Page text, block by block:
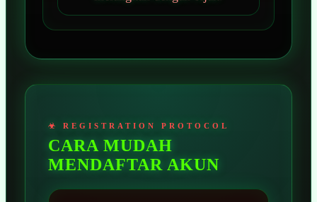
CARA MUDAH
MENDAFTAR AKUN